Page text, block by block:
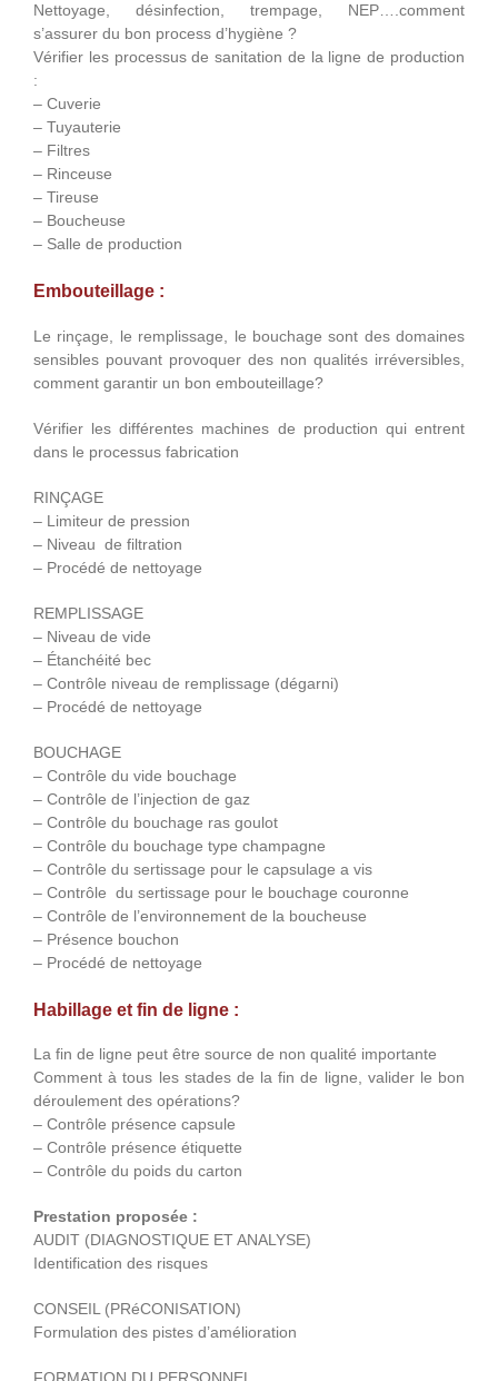
Nettoyage, désinfection, trempage, NEP….comment
s’assurer du bon process d’hygiène ?
Vérifier les processus de sanitation de la ligne de production
:
– Cuverie
– Tuyauterie
– Filtres
– Rinceuse
– Tireuse
– Boucheuse
– Salle de production
Embouteillage :
Le rinçage, le remplissage, le bouchage sont des domaines
sensibles pouvant provoquer des non qualités irréversibles,
comment garantir un bon embouteillage?
Vérifier les différentes machines de production qui entrent
dans le processus fabrication
RINÇAGE
– Limiteur de pression
– Niveau de filtration
– Procédé de nettoyage
REMPLISSAGE
– Niveau de vide
– Étanchéité bec
– Contrôle niveau de remplissage (dégarni)
– Procédé de nettoyage
BOUCHAGE
– Contrôle du vide bouchage
– Contrôle de l’injection de gaz
– Contrôle du bouchage ras goulot
– Contrôle du bouchage type champagne
– Contrôle du sertissage pour le capsulage a vis
– Contrôle du sertissage pour le bouchage couronne
– Contrôle de l’environnement de la boucheuse
– Présence bouchon
– Procédé de nettoyage
Habillage et fin de ligne :
La fin de ligne peut être source de non qualité importante
Comment à tous les stades de la fin de ligne, valider le bon
déroulement des opérations?
– Contrôle présence capsule
– Contrôle présence étiquette
– Contrôle du poids du carton
Prestation proposée :
AUDIT (DIAGNOSTIQUE ET ANALYSE)
Identification des risques
CONSEIL (PRéCONISATION)
Formulation des pistes d’amélioration